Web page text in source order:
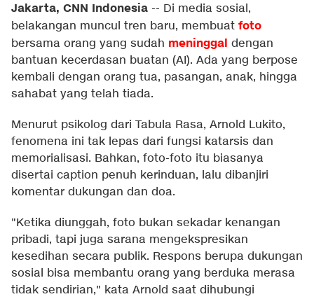
Jakarta, CNN Indonesia -- Di media sosial,
belakangan muncul tren baru, membuat foto
bersama orang yang sudah meninggal dengan
bantuan kecerdasan buatan (AI). Ada yang berpose
kembali dengan orang tua, pasangan, anak, hingga
sahabat yang telah tiada.
Menurut psikolog dari Tabula Rasa, Arnold Lukito,
fenomena ini tak lepas dari fungsi katarsis dan
memorialisasi. Bahkan, foto-foto itu biasanya
disertai caption penuh kerinduan, lalu dibanjiri
komentar dukungan dan doa.
"Ketika diunggah, foto bukan sekadar kenangan
pribadi, tapi juga sarana mengekspresikan
kesedihan secara publik. Respons berupa dukungan
sosial bisa membantu orang yang berduka merasa
tidak sendirian," kata Arnold saat dihubungi